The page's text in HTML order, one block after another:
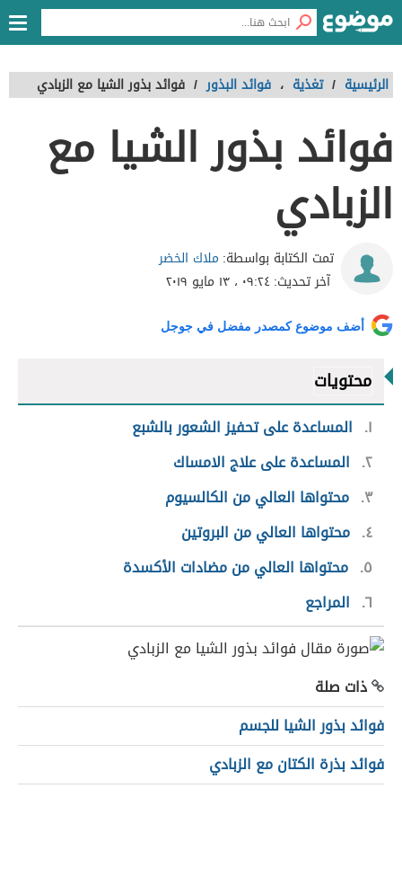
الرئيسية / تغذية ، فوائد البذور / فوائد بذور الشيا مع الزبادي
فوائد بذور الشيا مع
الزبادي
تمت الكتابة بواسطة: ملاك الخضر
آخر تحديث:٠٩:٢٤ ، ١٣ مايو ٢٠١٩
أضف موضوع كمصدر مفضل في جوجل
محتويات
١
المساعدة على تحفيز الشعور بالشبع
٢ المساعدة على علاج الامساك
٣ محتواها العالي من الكالسيوم
٤ محتواها العالي من البروتين
٥ محتواها العالي من مضادات الأكسدة
٦ المراجع
ذات صلة
فوائد بذور الشيا للجسم
فوائد بذرة الكتان مع الزبادي